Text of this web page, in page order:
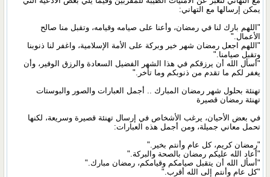
يمكن إرسالها مع التهاني:
"اللهم بارك لنا في رمضان، وأعنا على صيامه وقيامه، وتقبل منا صالح
الأعمال."
"اللهم اجعل رمضان شهر خير وبركة على الأمة الإسلامية، واغفر لنا ذنوبنا
وتقبل صيامنا."
"أسأل الله أن يرزقكم في هذا الشهر الفضيل السعادة والرزق الوفير، وأن
يغفر لكم ما تقدم من ذنوبكم وما تأخر."
تهنئة بحلول شهر رمضان المبارك .. أجمل العبارات والصور والبوستات
تهنئة رمضان قصيرة
في بعض الأحيان، يرغب الأشخاص في إرسال تهنئة قصيرة وسريعة، لكنها
تحمل معاني جميلة، ومن أجمل هذه العبارات:
"رمضان كريم، كل عام وأنتم بخير."
"أعاد الله عليكم رمضان بالصحة والبركة."
"أسأل الله أن يتقبل صيامكم وقيامكم، رمضان مبارك."
"كل عام وأنتم إلى الله أقرب."